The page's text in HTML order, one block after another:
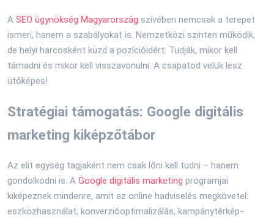
A SEO ügynökség Magyarország szívében nemcsak a terepet
ismeri, hanem a szabályokat is. Nemzetközi szinten működik,
de helyi harcosként küzd a pozícióidért. Tudják, mikor kell
támadni és mikor kell visszavonulni. A csapatod velük lesz
ütőképes!
Stratégiai támogatás: Google digitális
marketing kiképzőtábor
Az elit egység tagjaként nem csak lőni kell tudni – hanem
gondolkodni is. A Google digitális marketing programjai
kiképeznek mindenre, amit az online hadviselés megkövetel:
eszközhasználat, konverzióoptimalizálás, kampánytérkép-